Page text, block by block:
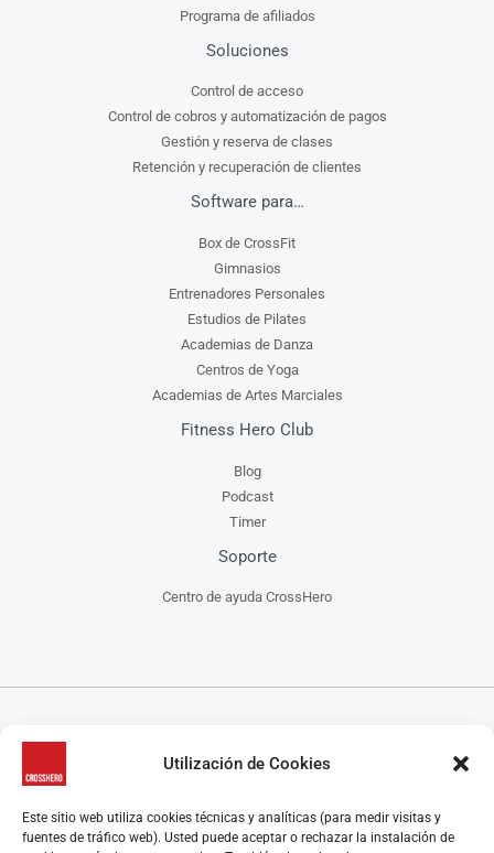
Utilización de Cookies
Este sitio web utiliza cookies técnicas y analíticas (para medir visitas y
fuentes de tráfico web). Usted puede aceptar o rechazar la instalación de
Programa de afiliados
Soluciones
Control de acceso
Control de cobros y automatización de pagos
Gestión y reserva de clases
Retención y recuperación de clientes
Software para…
Box de CrossFit
Gimnasios
Entrenadores Personales
Estudios de Pilates
Academias de Danza
Centros de Yoga
Academias de Artes Marciales
Fitness Hero Club
Blog
Podcast
Timer
Soporte
Centro de ayuda CrossHero
CrossHero es un software y app todo en uno, para la gestión de gimnasios, centros de
CrossFit, escuelas de artes marciales, estudios de yoga y/o pilates y centros de danza, que
Algunas características destacadas son el control de acceso, la gestión de reservas de clases y
control de aforo, programación de rutinas y seguimiento de marcas, el control de membresías